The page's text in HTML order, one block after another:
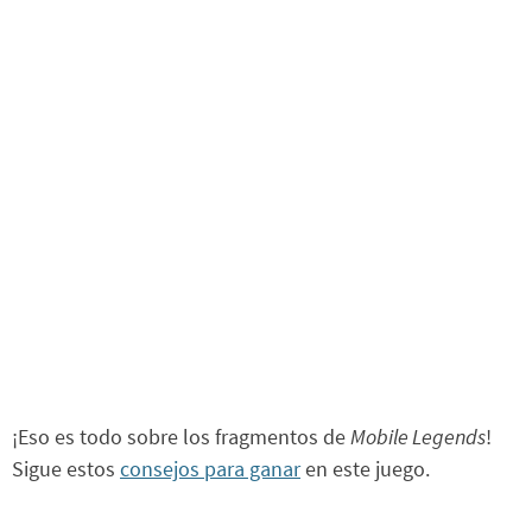
¡Eso es todo sobre los fragmentos deMobile Legends!
Sigue estos consejos para ganaren este juego.